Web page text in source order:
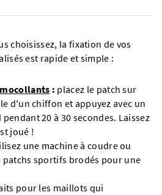
choisissez, la fixation de vos
est rapide et simple :
: placez le patch sur
d'un chiffon et appuyez avec un
20 à 30 secondes. Laissez
joué !
une machine à coudre ou
patchs sportifs brodés pour une
pour les maillots qui